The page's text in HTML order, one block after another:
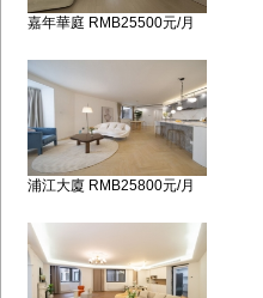
嘉年華庭 RMB25500元/月
浦江大廈 RMB25800元/月